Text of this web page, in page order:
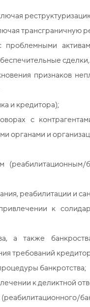
трансграничную
сделки,
признаков
и кредитора);
с
органами и
реабилитации и
к
а также
требований
банкротства;
к деликтной